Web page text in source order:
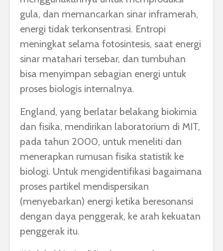
gula, dan memancarkan sinar inframerah,
energi tidak terkonsentrasi. Entropi
meningkat selama fotosintesis, saat energi
sinar matahari tersebar, dan tumbuhan
bisa menyimpan sebagian energi untuk
proses biologis internalnya.
England, yang berlatar belakang biokimia
dan fisika, mendirikan laboratorium di MIT,
pada tahun 2000, untuk meneliti dan
menerapkan rumusan fisika statistik ke
biologi. Untuk mengidentifikasi bagaimana
proses partikel mendispersikan
(menyebarkan) energi ketika beresonansi
dengan daya penggerak, ke arah kekuatan
penggerak itu.